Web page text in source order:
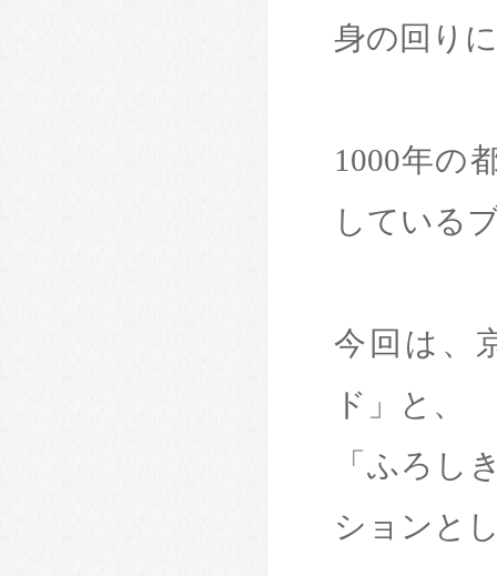
身の回り
1000年の
している
今回は、
ド」と、
「ふろし
ションと